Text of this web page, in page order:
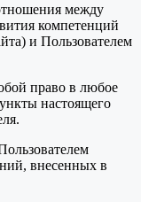
между
компетенций
и Пользователем
право в любое
настоящего
внесенных в